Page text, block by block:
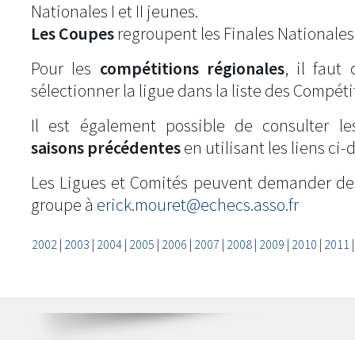
Nationales I et II jeunes.
Les Coupes regroupent les Finales
Pour les compétitions régionales, il faut
sélectionner la ligue dans la liste des
Il est également possible de consulter
saisons précédentesen utilisant les liens ci-
Les Ligues et Comités peuvent demander
groupe à erick.mouret@echecs.asso.fr
2002| 2003 | 2004| 2005 | 2006 | 2007 | 2008| 2009 | 2010 | 2011